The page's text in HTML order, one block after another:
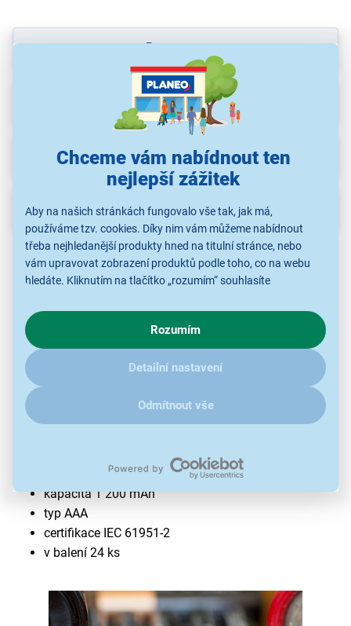
Chceme vám nabídnout ten
nejlepší zážitek
Aby na našich stránkách fungovalo vše tak, jak má,
používáme tzv. cookies. Díky nim vám můžeme nabídnout
třeba nejhledanější produkty hned na titulní stránce, nebo
vám upravovat zobrazení produktů podle toho, co na webu
hledáte. Kliknutím na tlačítko „rozumím“ souhlasíte
chování na webu pro zobrazení cílených reklam. Pokud vás
zajímají detaily, jak u nás s cookies a dalšími údaji pracujeme,
kliknětesem.
Rozumím
Detailní nastavení
Odmítnout vše
Popis
Baterie Maxell LR03 24BP
kapacita 1 200 mAh
typ AAA
certifikace IEC 61951-2
v balení 24 ks
Parametry
Recenze(6)
Ke stažení